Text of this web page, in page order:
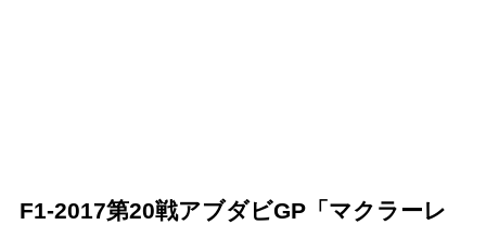
F1-2017第20戦アブダビGP「マクラーレ